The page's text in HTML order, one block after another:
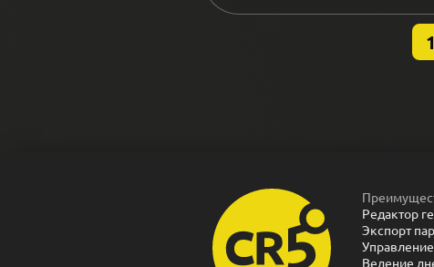
1
Редактор
Экспорт
Ведение